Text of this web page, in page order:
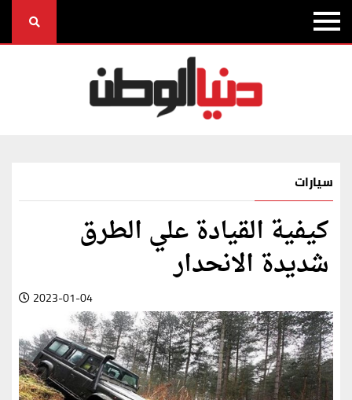
سيارات
كيفية القيادة علي الطرق
شديدة الانحدار
2023-01-04